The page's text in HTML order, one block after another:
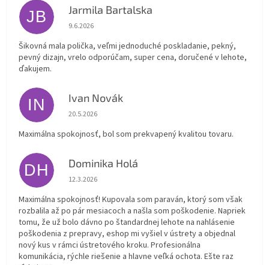
JB Jarmila Bartalska
Hodnotenie obchodu je 5 z 5 hviezdičiek.
9.6.2026
Šikovná mala polička, veľmi jednoduché poskladanie, pekný,
pevný dizajn, vrelo odporúčam, super cena, doručené v lehote,
ďakujem.
IN Ivan Novák
Hodnotenie obchodu je 5 z 5 hviezdičiek.
20.5.2026
Maximálna spokojnosť, bol som prekvapený kvalitou tovaru.
DH Dominika Holá
Hodnotenie obchodu je 5 z 5 hviezdičiek.
12.3.2026
Maximálna spokojnosť! Kupovala som paraván, ktorý som však
rozbalila až po pár mesiacoch a našla som poškodenie. Napriek
tomu, že už bolo dávno po štandardnej lehote na nahlásenie
poškodenia z prepravy, eshop mi vyšiel v ústrety a objednal
nový kus v rámci ústretového kroku. Profesionálna
komunikácia, rýchle riešenie a hlavne veľká ochota. Ešte raz